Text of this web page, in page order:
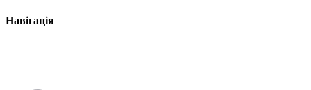
Навігація